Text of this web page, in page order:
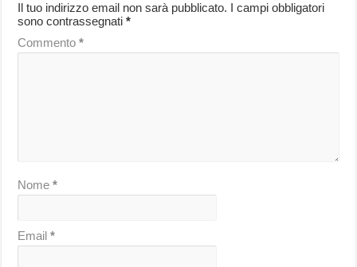
Il tuo indirizzo email non sarà pubblicato. I campi obbligatori
sono contrassegnati*
Commento*
Nome*
Email*